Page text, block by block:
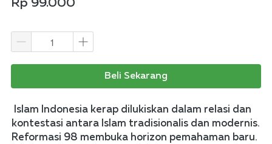
Rp 99.000
Beli Sekarang
kontestasi antara Islam tradisionalis dan modernis.
Reformasi 98 membuka horizon pemahaman baru.